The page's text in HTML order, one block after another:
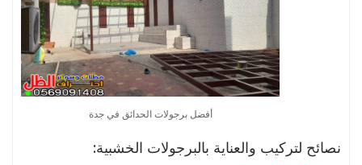
أفضل برجولات الحدائق في جدة
نصائح لتركيب والعناية بالبرجولات الخشبية: